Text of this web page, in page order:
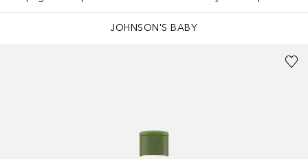
JOHNSON'S BABY